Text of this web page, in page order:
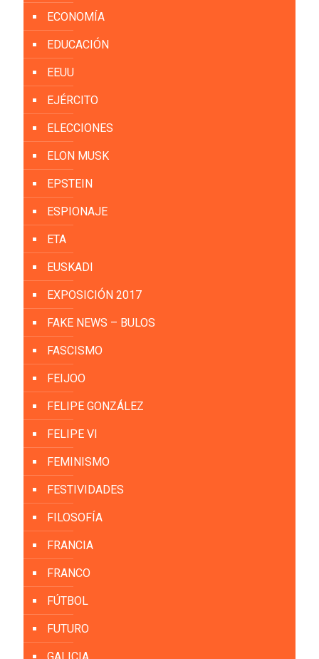
ECONOMÍA
EDUCACIÓN
EEUU
EJÉRCITO
ELECCIONES
ELON MUSK
EPSTEIN
ESPIONAJE
ETA
EUSKADI
EXPOSICIÓN 2017
FAKE NEWS – BULOS
FASCISMO
FEIJOO
FELIPE GONZÁLEZ
FELIPE VI
FEMINISMO
FESTIVIDADES
FILOSOFÍA
FRANCIA
FRANCO
FÚTBOL
FUTURO